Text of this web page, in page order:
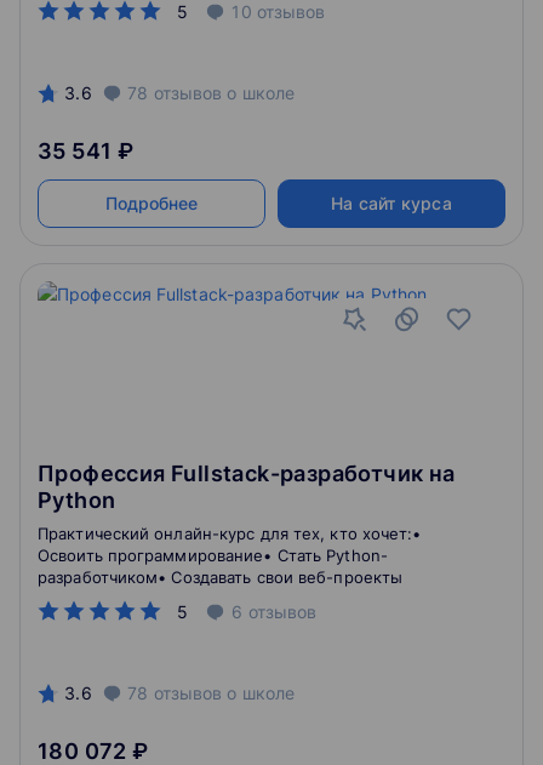
5 10 отзывов
3.6 78 отзывов о школе
35 541 ₽
Подробнее На сайт курса
Профессия Fullstack-разработчик на
Python
5 6 отзывов
Практический онлайн-курс для тех, кто хочет:•
Освоить программирование• Стать Python-
разработчиком• Создавать свои веб-проекты
3.6 78 отзывов о школе
180 072 ₽